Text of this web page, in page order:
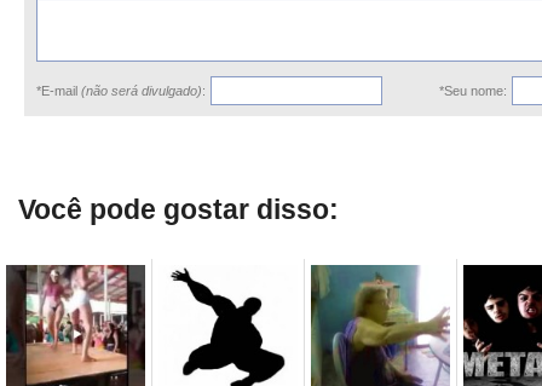
*E-mail (não será divulgado): *Seu nome:
Você pode gostar disso: